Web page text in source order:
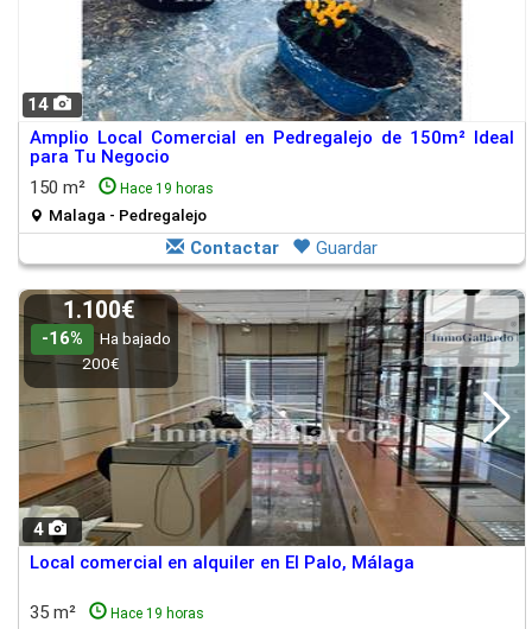
14
Amplio Local Comercial en Pedregalejo de 150m² Ideal
para Tu Negocio
150 m²
Hace 19 horas
Malaga - Pedregalejo
Contactar Guardar
4
1.100€
-16%
Ha bajado
200€
Local comercial en alquiler en El Palo, Málaga
35 m² Hace 19 horas